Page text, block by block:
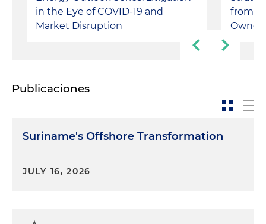
in the Eye of COVID-19 and
Market Disruption
from
Publicaciones
Suriname's Offshore Transformation
JULY 16, 2026